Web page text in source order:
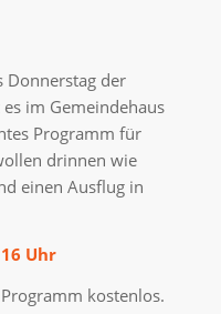
Donnerstag der
im Gemeindehaus
Programm für
drinnen wie
einen Ausflug in
Uhr
kostenlos.